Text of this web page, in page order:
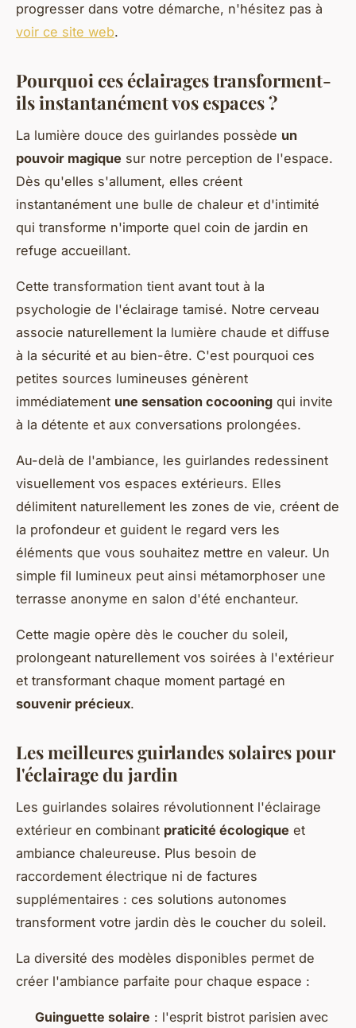
progresser dans votre démarche, n'hésitez pas à
voir ce site web.
Pourquoi ces éclairages transforment-
ils instantanément vos espaces ?
La lumière douce des guirlandes possède un
pouvoir magique sur notre perception de l'espace.
Dès qu'elles s'allument, elles créent
instantanément une bulle de chaleur et d'intimité
qui transforme n'importe quel coin de jardin en
refuge accueillant.
Cette transformation tient avant tout à la
psychologie de l'éclairage tamisé. Notre cerveau
associe naturellement la lumière chaude et diffuse
à la sécurité et au bien-être. C'est pourquoi ces
petites sources lumineuses génèrent
immédiatement une sensation cocooning qui invite
à la détente et aux conversations prolongées.
Au-delà de l'ambiance, les guirlandes redessinent
visuellement vos espaces extérieurs. Elles
délimitent naturellement les zones de vie, créent de
la profondeur et guident le regard vers les
éléments que vous souhaitez mettre en valeur. Un
simple fil lumineux peut ainsi métamorphoser une
terrasse anonyme en salon d'été enchanteur.
Cette magie opère dès le coucher du soleil,
prolongeant naturellement vos soirées à l'extérieur
et transformant chaque moment partagé en
souvenir précieux.
Les meilleures guirlandes solaires pour
l'éclairage du jardin
Les guirlandes solaires révolutionnent l'éclairage
extérieur en combinant praticité écologique et
ambiance chaleureuse. Plus besoin de
raccordement électrique ni de factures
supplémentaires : ces solutions autonomes
transforment votre jardin dès le coucher du soleil.
La diversité des modèles disponibles permet de
créer l'ambiance parfaite pour chaque espace :
Guinguette solaire : l'esprit bistrot parisien avec